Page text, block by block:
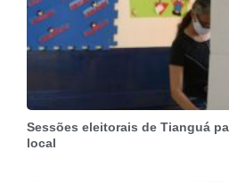
Sessões eleitorais de Tianguá
local